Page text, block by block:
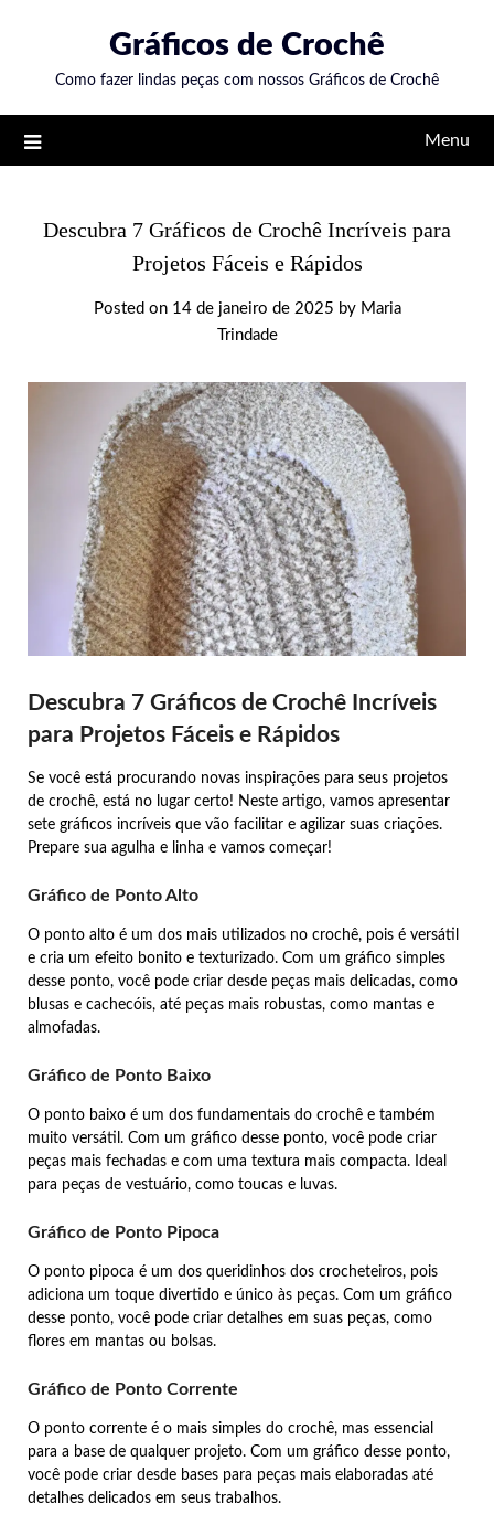
content
Gráficos de Crochê
Como fazer lindas peças com nossos Gráficos de Crochê
Menu
Descubra 7 Gráficos de Crochê Incríveis para
Projetos Fáceis e Rápidos
Posted on 14 de janeiro de 2025 by Maria
Trindade
Descubra 7 Gráficos de Crochê Incríveis
para Projetos Fáceis e Rápidos
Se você está procurando novas inspirações para seus projetos
de crochê, está no lugar certo! Neste artigo, vamos apresentar
sete gráficos incríveis que vão facilitar e agilizar suas criações.
Prepare sua agulha e linha e vamos começar!
Gráfico de Ponto Alto
O ponto alto é um dos mais utilizados no crochê, pois é versátil
e cria um efeito bonito e texturizado. Com um gráfico simples
desse ponto, você pode criar desde peças mais delicadas, como
blusas e cachecóis, até peças mais robustas, como mantas e
almofadas.
Gráfico de Ponto Baixo
O ponto baixo é um dos fundamentais do crochê e também
muito versátil. Com um gráfico desse ponto, você pode criar
peças mais fechadas e com uma textura mais compacta. Ideal
para peças de vestuário, como toucas e luvas.
Gráfico de Ponto Pipoca
O ponto pipoca é um dos queridinhos dos crocheteiros, pois
adiciona um toque divertido e único às peças. Com um gráfico
desse ponto, você pode criar detalhes em suas peças, como
flores em mantas ou bolsas.
Gráfico de Ponto Corrente
O ponto corrente é o mais simples do crochê, mas essencial
para a base de qualquer projeto. Com um gráfico desse ponto,
você pode criar desde bases para peças mais elaboradas até
detalhes delicados em seus trabalhos.